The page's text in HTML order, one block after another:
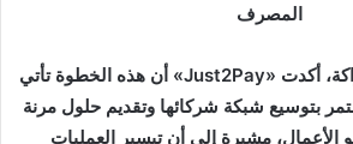
المصرف
وفي تعليقها على الشراكة، أكدت «Just2Pay» أن هذه الخطوة تأتي
بتوسيع شبكة شركائها وتقديم حلول مرنة
مشيرة إلى أن تيسير العمليات